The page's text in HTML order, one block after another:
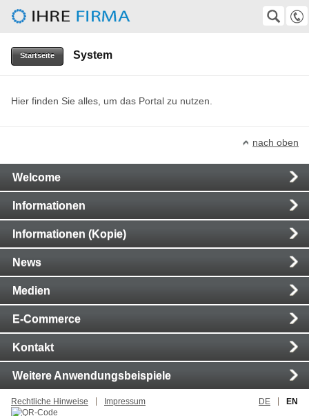
SUCHE
0511-372247
Startseite System
Hier finden Sie alles, um das Portal zu nutzen.
nach oben
Navigation
Welcome
Informationen
Informationen (Kopie)
News
Medien
E-Commerce
Kontakt
Weitere Anwendungsbeispiele
Rechtliche Hinweise Impressum DE EN